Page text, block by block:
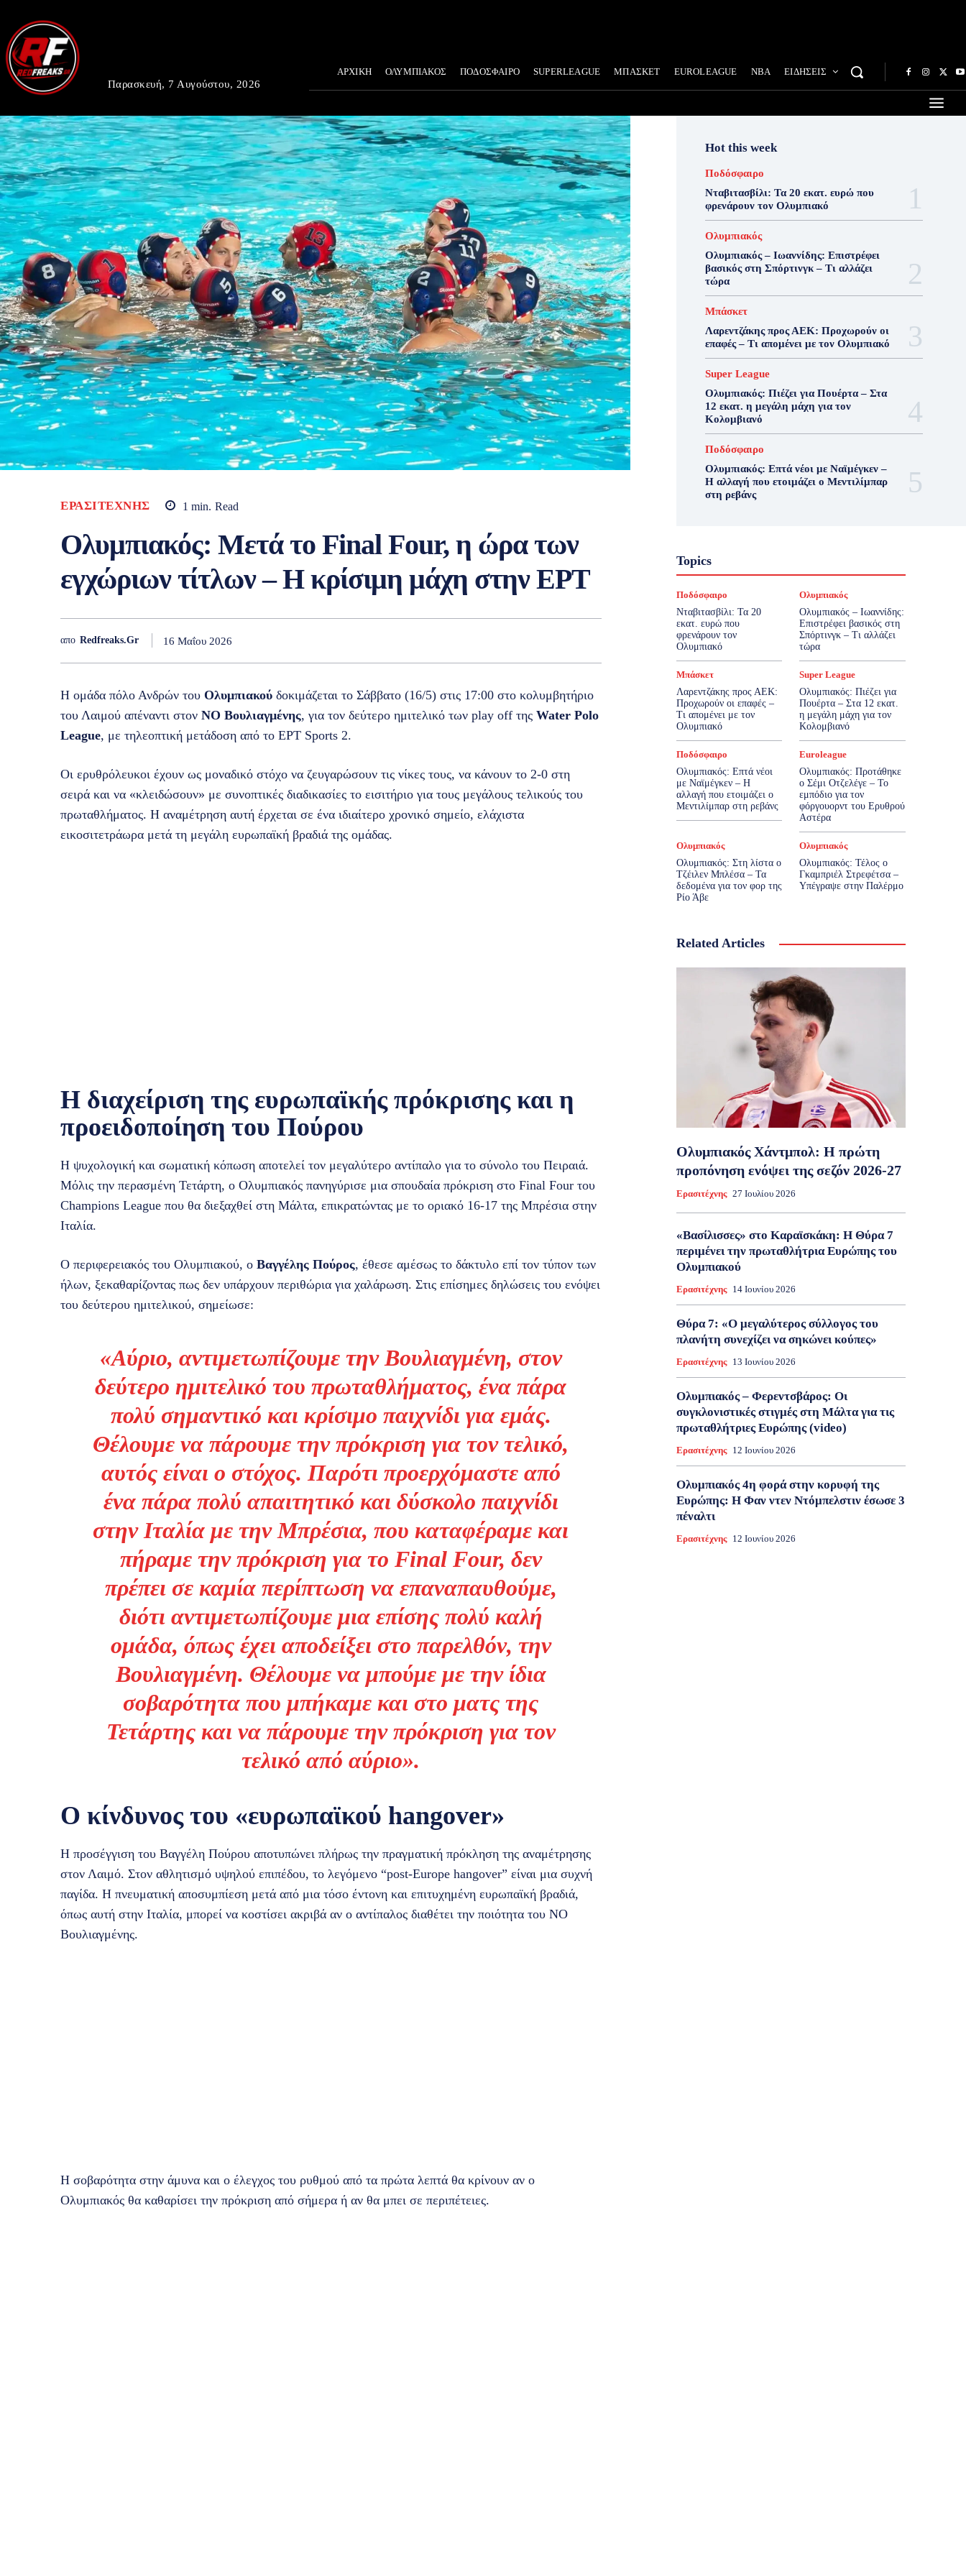
Παρασκευή, 7 Αυγούστου, 2026
ΑΡΧΙΚΗ ΟΛΥΜΠΙΑΚΟΣ ΠΟΔΟΣΦΑΙΡΟ SUPERLEAGUE ΜΠΑΣΚΕΤ EUROLEAGUE NBA ΕΙΔΗΣΕΙΣ
ΕΡΑΣΙΤΈΧΝΗΣ 1 min. Read
Ολυμπιακός: Μετά το Final Four, η ώρα των
εγχώριων τίτλων – Η κρίσιμη μάχη στην ΕΡΤ
απο Redfreaks.gr 16 Μαΐου 2026
Η ομάδα πόλο Ανδρών του Ολυμπιακού δοκιμάζεται το Σάββατο (16/5) στις 17:00 στο κολυμβητήριο
του Λαιμού απέναντι στον ΝΟ Βουλιαγμένης, για τον δεύτερο ημιτελικό των play off της Water Polo
League, με τηλεοπτική μετάδοση από το EPT Sports 2.
Οι ερυθρόλευκοι έχουν ως μοναδικό στόχο να ζευγαρώσουν τις νίκες τους, να κάνουν το 2-0 στη
σειρά και να «κλειδώσουν» με συνοπτικές διαδικασίες το εισιτήριο για τους μεγάλους τελικούς του
πρωταθλήματος. Η αναμέτρηση αυτή έρχεται σε ένα ιδιαίτερο χρονικό σημείο, ελάχιστα
εικοσιτετράωρα μετά τη μεγάλη ευρωπαϊκή βραδιά της ομάδας.
Η διαχείριση της ευρωπαϊκής πρόκρισης και η
προειδοποίηση του Πούρου
Η ψυχολογική και σωματική κόπωση αποτελεί τον μεγαλύτερο αντίπαλο για το σύνολο του Πειραιά.
Μόλις την περασμένη Τετάρτη, ο Ολυμπιακός πανηγύρισε μια σπουδαία πρόκριση στο Final Four του
Champions League που θα διεξαχθεί στη Μάλτα, επικρατώντας με το οριακό 16-17 της Μπρέσια στην
Ιταλία.
Ο περιφερειακός του Ολυμπιακού, ο Βαγγέλης Πούρος, έθεσε αμέσως το δάκτυλο επί τον τύπον των
ήλων, ξεκαθαρίζοντας πως δεν υπάρχουν περιθώρια για χαλάρωση. Στις επίσημες δηλώσεις του ενόψει
του δεύτερου ημιτελικού, σημείωσε:
«Αύριο, αντιμετωπίζουμε την Βουλιαγμένη, στον
δεύτερο ημιτελικό του πρωταθλήματος, ένα πάρα
πολύ σημαντικό και κρίσιμο παιχνίδι για εμάς.
Θέλουμε να πάρουμε την πρόκριση για τον τελικό,
αυτός είναι ο στόχος. Παρότι προερχόμαστε από
ένα πάρα πολύ απαιτητικό και δύσκολο παιχνίδι
στην Ιταλία με την Μπρέσια, που καταφέραμε και
πήραμε την πρόκριση για το Final Four, δεν
πρέπει σε καμία περίπτωση να επαναπαυθούμε,
διότι αντιμετωπίζουμε μια επίσης πολύ καλή
ομάδα, όπως έχει αποδείξει στο παρελθόν, την
Βουλιαγμένη. Θέλουμε να μπούμε με την ίδια
σοβαρότητα που μπήκαμε και στο ματς της
Τετάρτης και να πάρουμε την πρόκριση για τον
τελικό από αύριο».
Ο κίνδυνος του «ευρωπαϊκού hangover»
Η προσέγγιση του Βαγγέλη Πούρου αποτυπώνει πλήρως την πραγματική πρόκληση της αναμέτρησης
στον Λαιμό. Στον αθλητισμό υψηλού επιπέδου, το λεγόμενο “post-Europe hangover” είναι μια συχνή
παγίδα. Η πνευματική αποσυμπίεση μετά από μια τόσο έντονη και επιτυχημένη ευρωπαϊκή βραδιά,
όπως αυτή στην Ιταλία, μπορεί να κοστίσει ακριβά αν ο αντίπαλος διαθέτει την ποιότητα του ΝΟ
Βουλιαγμένης.
Η σοβαρότητα στην άμυνα και ο έλεγχος του ρυθμού από τα πρώτα λεπτά θα κρίνουν αν ο
Ολυμπιακός θα καθαρίσει την πρόκριση από σήμερα ή αν θα μπει σε περιπέτειες.
Hot this week
Ποδόσφαιρο
Νταβιτασβίλι: Τα 20 εκατ. ευρώ που
φρενάρουν τον Ολυμπιακό
Ολυμπιακός
Ολυμπιακός – Ιωαννίδης: Επιστρέφει
βασικός στη Σπόρτινγκ – Τι αλλάζει
τώρα
Μπάσκετ
Λαρεντζάκης προς ΑΕΚ: Προχωρούν οι
επαφές – Τι απομένει με τον Ολυμπιακό
Super League
Ολυμπιακός: Πιέζει για Πουέρτα – Στα
12 εκατ. η μεγάλη μάχη για τον
Κολομβιανό
Ποδόσφαιρο
Ολυμπιακός: Επτά νέοι με Ναϊμέγκεν –
Η αλλαγή που ετοιμάζει ο Μεντιλίμπαρ
στη ρεβάνς
Topics
Ποδόσφαιρο
Νταβιτασβίλι: Τα 20
εκατ. ευρώ που
φρενάρουν τον
Ολυμπιακό
Ολυμπιακός
Ολυμπιακός – Ιωαννίδης:
Επιστρέφει βασικός στη
Σπόρτινγκ – Τι αλλάζει
τώρα
Μπάσκετ
Λαρεντζάκης προς ΑΕΚ:
Προχωρούν οι επαφές –
Τι απομένει με τον
Ολυμπιακό
Super League
Ολυμπιακός: Πιέζει για
Πουέρτα – Στα 12 εκατ.
η μεγάλη μάχη για τον
Κολομβιανό
Ποδόσφαιρο
Ολυμπιακός: Επτά νέοι
με Ναϊμέγκεν – Η
αλλαγή που ετοιμάζει ο
Μεντιλίμπαρ στη ρεβάνς
Euroleague
Ολυμπιακός: Προτάθηκε
ο Σέμι Οτζελέγε – Το
εμπόδιο για τον
φόργουορντ του Ερυθρού
Αστέρα
Ολυμπιακός
Ολυμπιακός: Στη λίστα ο
Τζέιλεν Μπλέσα – Τα
δεδομένα για τον φορ της
Ρίο Άβε
Ολυμπιακός
Ολυμπιακός: Τέλος ο
Γκαμπριέλ Στρεφέτσα –
Υπέγραψε στην Παλέρμο
Related Articles
Ολυμπιακός Χάντμπολ: Η πρώτη
προπόνηση ενόψει της σεζόν 2026-27
Ερασιτέχνης 27 Ιουλίου 2026
«Βασίλισσες» στο Καραϊσκάκη: Η Θύρα 7
περιμένει την πρωταθλήτρια Ευρώπης του
Ολυμπιακού
Ερασιτέχνης 14 Ιουνίου 2026
Θύρα 7: «Ο μεγαλύτερος σύλλογος του
πλανήτη συνεχίζει να σηκώνει κούπες»
Ερασιτέχνης 13 Ιουνίου 2026
Ολυμπιακός – Φερεντσβάρος: Οι
συγκλονιστικές στιγμές στη Μάλτα για τις
πρωταθλήτριες Ευρώπης (video)
Ερασιτέχνης 12 Ιουνίου 2026
Ολυμπιακός 4η φορά στην κορυφή της
Ευρώπης: Η Φαν ντεν Ντόμπελστιν έσωσε 3
πέναλτι
Ερασιτέχνης 12 Ιουνίου 2026